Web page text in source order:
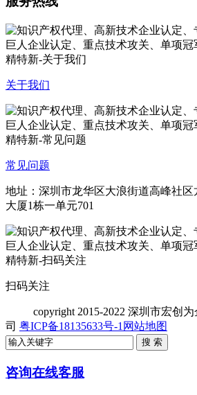
关于我们
常见问题
地址：深圳市龙华区大浪街道高峰社
大厦1栋一单元701
扫码关注
copyright 2015-2022 深圳市宏创
司 粤ICP备18135633号-1 网站地图
咨询在线客服